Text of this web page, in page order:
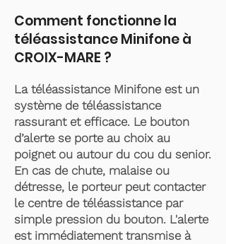
Comment fonctionne la
téléassistance Minifone à
CROIX-MARE ?
La téléassistance Minifone est un
système de téléassistance
rassurant et efficace. Le bouton
d’alerte se porte au choix au
poignet ou autour du cou du senior.
En cas de chute, malaise ou
détresse, le porteur peut contacter
le centre de téléassistance par
simple pression du bouton. L'alerte
est immédiatement transmise à